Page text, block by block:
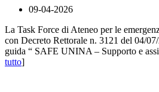
09-04-2026
La Task Force di Ateneo per le
con Decreto Rettorale n. 3121 del 04/
guida “ SAFE UNINA – Supporto e
tutto]